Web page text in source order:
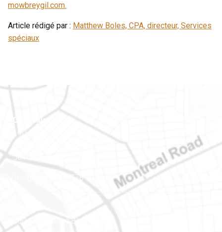
mowbreygil.com.
Article rédigé par : Matthew Boles, CPA, directeur, Services
spéciaux
Gatineau
100-200, rue Montcalm
Gatineau (Québec)
J8Y 3B5
Téléphone : 819-778-2428
400-1420, place Blair Towers